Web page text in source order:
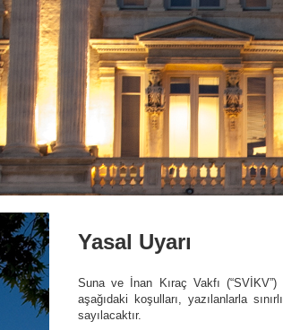
Yasal Uyarı
Suna ve İnan Kıraç Vakfı
aşağıdaki koşulları, yazılanlarla
sayılacaktır.